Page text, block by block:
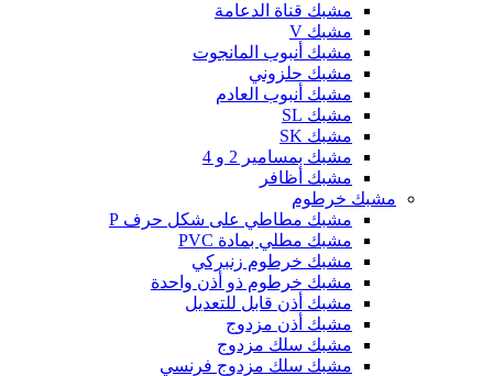
مشبك قناة الدعامة
مشبك V
مشبك أنبوب المانجوت
مشبك حلزوني
مشبك أنبوب العادم
مشبك SL
مشبك SK
مشبك بمسامير 2 و 4
مشبك أظافر
مشبك خرطوم
مشبك مطاطي على شكل حرف P
مشبك مطلي بمادة PVC
مشبك خرطوم زنبركي
مشبك خرطوم ذو أذن واحدة
مشبك أذن قابل للتعديل
مشبك أذن مزدوج
مشبك سلك مزدوج
مشبك سلك مزدوج فرنسي